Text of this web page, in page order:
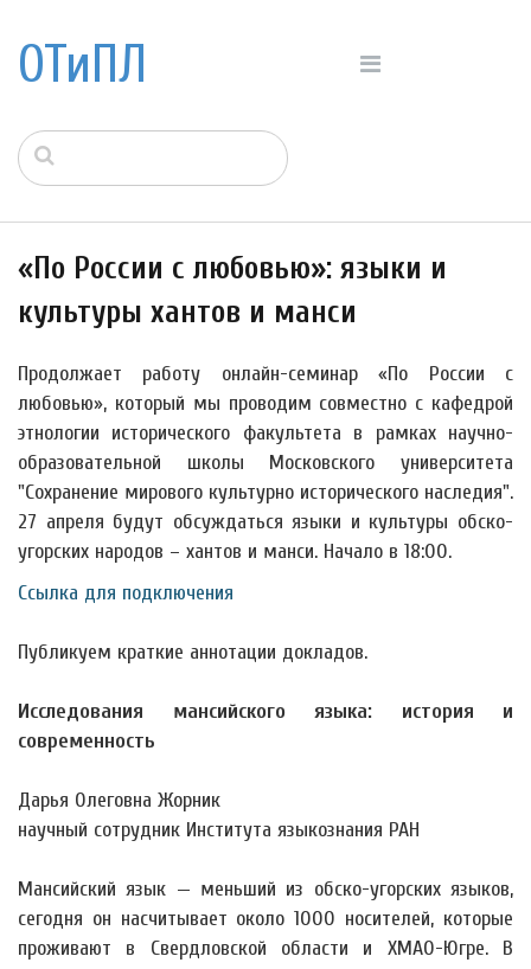
ОТиПЛ
«По России с любовью»: языки и
культуры хантов и манси
Продолжает работу онлайн-семинар «По России с
любовью», который мы проводим совместно с кафедрой
этнологии исторического факультета в рамках научно-
образовательной школы Московского университета
"Сохранение мирового культурно исторического наследия".
27 апреля будут обсуждаться языки и культуры обско-
угорских народов – хантов и манси. Начало в 18:00.
Ссылка для подключения
Публикуем краткие аннотации докладов.
Исследования мансийского языка: история и
современность
Дарья Олеговна Жорник
научный сотрудник Института языкознания РАН
Мансийский язык — меньший из обско-угорских языков,
сегодня он насчитывает около 1000 носителей, которые
проживают в Свердловской области и ХМАО-Югре. В